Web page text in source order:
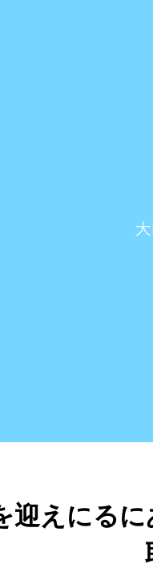
日（じょじつ）ともいい、除